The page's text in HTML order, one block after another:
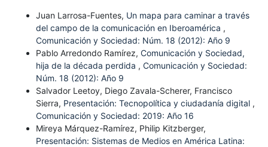
Juan Larrosa-Fuentes, Un mapa para caminar a través
del campo de la comunicación en Iberoamérica ,
Comunicación y Sociedad: Núm. 18 (2012): Año 9
Pablo Arredondo Ramírez, Comunicación y Sociedad,
hija de la década perdida , Comunicación y Sociedad:
Núm. 18 (2012): Año 9
Salvador Leetoy, Diego Zavala-Scherer, Francisco
Sierra, Presentación: Tecnopolítica y ciudadanía digital ,
Comunicación y Sociedad: 2019: Año 16
Mireya Márquez-Ramírez, Philip Kitzberger,
Presentación: Sistemas de Medios en América Latina: